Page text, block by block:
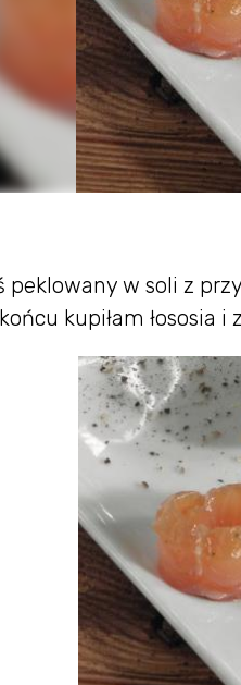
peklowany w soli z
kupiłam łososia